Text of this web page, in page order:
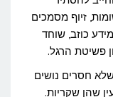
זיוף מסמכים
כוזב, שוחד
פשיטת הרגל.
חסרים נושים
שהן שקריות.